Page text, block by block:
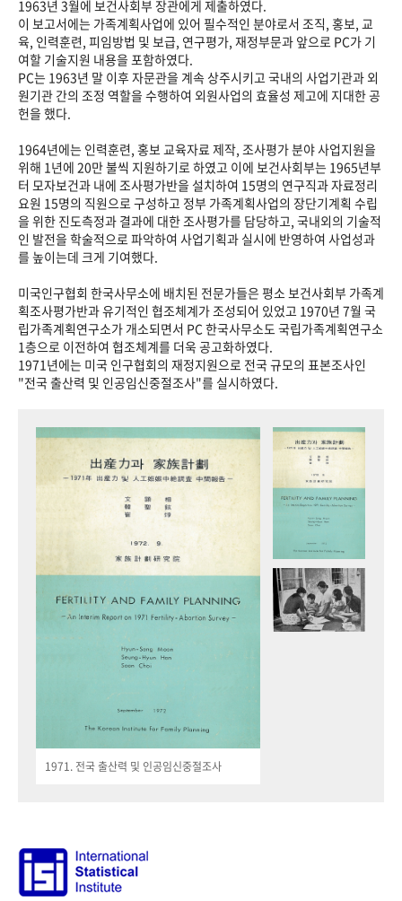
1963년 3월에 보건사회부 장관에게 제출하였다.
이 보고서에는 가족계획사업에 있어 필수적인 분야로서 조직, 홍보, 교
육, 인력훈련, 피임방법 및 보급, 연구평가, 재정부문과 앞으로 PC가 기
여할 기술지원 내용을 포함하였다.
PC는 1963년 말 이후 자문관을 계속 상주시키고 국내의 사업기관과 외
원기관 간의 조정 역할을 수행하여 외원사업의 효율성 제고에 지대한 공
헌을 했다.
1964년에는 인력훈련, 홍보 교육자료 제작, 조사평가 분야 사업지원을
위해 1년에 20만 불씩 지원하기로 하였고 이에 보건사회부는 1965년부
터 모자보건과 내에 조사평가반을 설치하여 15명의 연구직과 자료정리
요원 15명의 직원으로 구성하고 정부 가족계획사업의 장단기계획 수립
을 위한 진도측정과 결과에 대한 조사평가를 담당하고, 국내외의 기술적
인 발전을 학술적으로 파악하여 사업기획과 실시에 반영하여 사업성과
를 높이는데 크게 기여했다.
미국인구협회 한국사무소에 배치된 전문가들은 평소 보건사회부 가족계
획조사평가반과 유기적인 협조체계가 조성되어 있었고 1970년 7월 국
립가족계획연구소가 개소되면서 PC 한국사무소도 국립가족계획연구소
1층으로 이전하여 협조체계를 더욱 공고화하였다.
1971년에는 미국 인구협회의 재정지원으로 전국 규모의 표본조사인
"전국 출산력 및 인공임신중절조사"를 실시하였다.
1971. 전국 출산력 및 인공임신중절조사